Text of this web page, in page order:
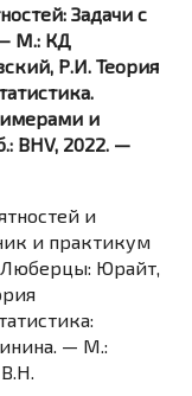
Задачи с
М.: КД
Р.И. Теория
и
BHV, 2022. —
и
и практикум
Юрайт,
— М.: